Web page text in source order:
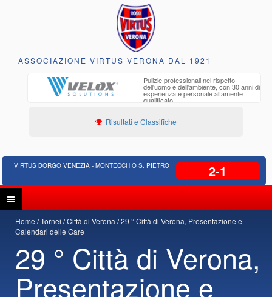
ASSOCIAZIONE VIRTUS VERONA DAL 1921
Pulizie professionali nel rispetto
dell'uomo e dell'ambiente, con 30 anni di
esperienza e personale altamente
qualificato
Risultati e Classifiche
VIRTUS BORGO VENEZIA - MONTECCHIO S. PIETRO 2-1
Home Tornei Città di Verona 29 ° Città di Verona, Presentazione e
Calendari delle Gare
29 ° Città di Verona,
Presentazione e